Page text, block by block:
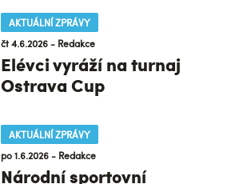
AKTUÁLNÍ ZPRÁVY
čt 4.6.2026 - Redakce
Elévci vyráží na turnaj
Ostrava Cup
AKTUÁLNÍ ZPRÁVY
po 1.6.2026 - Redakce
Národní sportovní